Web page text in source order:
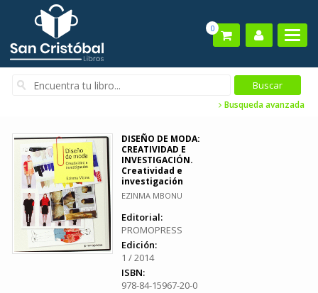
0
Busqueda avanzada
DISEÑO DE MODA:
CREATIVIDAD E
INVESTIGACIÓN.
Creatividad e
investigación
EZINMA MBONU
Editorial:
PROMOPRESS
Edición:
1 / 2014
ISBN:
978-84-15967-20-0